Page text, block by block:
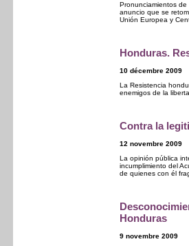
Pronunciamientos
anuncio que se
Unión Europea y
Honduras.
10 décembre 2009
La Resistencia
enemigos de la
Contra la
12 novembre 2009
La opinión pública
incumplimiento del
de quienes con él
Honduras
9 novembre 2009